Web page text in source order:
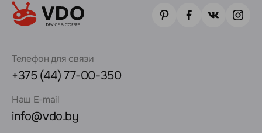
Телефон для связи
+375 (44) 77-00-350
Наш E-mail
info@vdo.by